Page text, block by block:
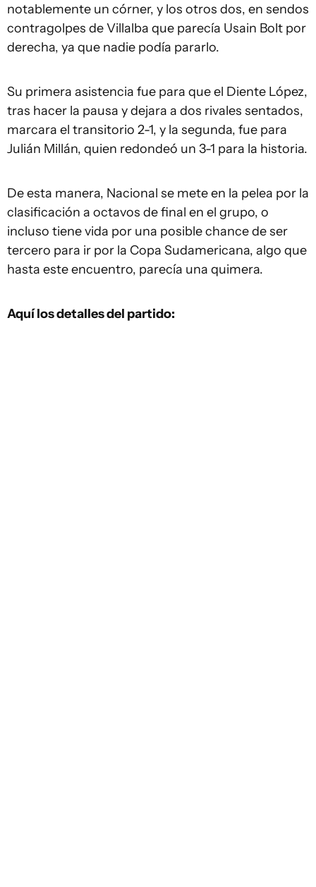
notablemente un córner, y los otros dos, en sendos
contragolpes de Villalba que parecía Usain Bolt por
derecha, ya que nadie podía pararlo.
Su primera asistencia fue para que el Diente López,
tras hacer la pausa y dejara a dos rivales sentados,
marcara el transitorio 2-1, y la segunda, fue para
Julián Millán, quien redondeó un 3-1 para la historia.
De esta manera, Nacional se mete en la pelea por la
clasificación a octavos de final en el grupo, o
incluso tiene vida por una posible chance de ser
tercero para ir por la Copa Sudamericana, algo que
hasta este encuentro, parecía una quimera.
Aquí los detalles del partido: